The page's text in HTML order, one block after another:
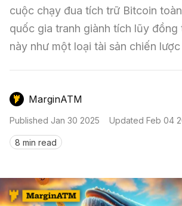
Kinh Nghiệm Đầu Tư
Sàn Giao Dịch
Mô Hình Biểu Đồ Giá
GameFi
Sign in
cuộc chạy đua tích trữ Bitcoin
quốc gia tranh giành tích lũy đồng
này như một loại tài sản chiến lược
MarginATM
Published Jan 30 2025 Updated Feb 04
8 min read